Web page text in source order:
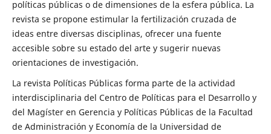
políticas públicas o de dimensiones de la esfera pública. La
revista se propone estimular la fertilización cruzada de
ideas entre diversas disciplinas, ofrecer una fuente
accesible sobre su estado del arte y sugerir nuevas
orientaciones de investigación.
La revista Políticas Públicas forma parte de la actividad
interdisciplinaria del Centro de Políticas para el Desarrollo y
del Magíster en Gerencia y Políticas Públicas de la Facultad
de Administración y Economía de la Universidad de